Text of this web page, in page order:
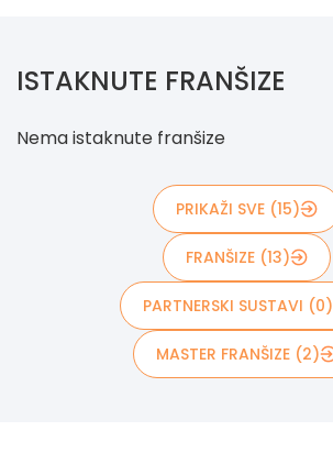
ISTAKNUTE FRANŠIZE
Nema istaknute franšize
PRIKAŽI SVE (15)
FRANŠIZE (13)
PARTNERSKI SUSTAVI (0)
MASTER FRANŠIZE (2)